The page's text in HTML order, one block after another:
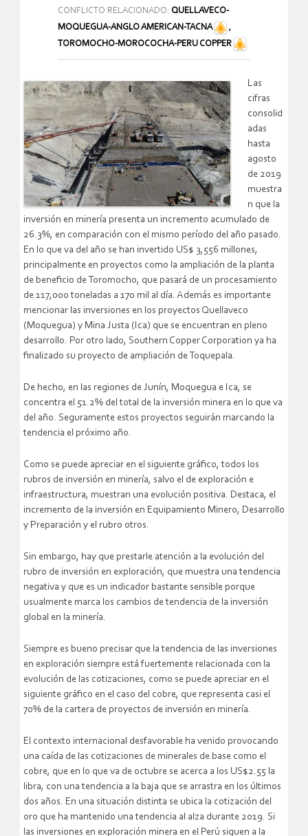
CONFLICTO RELACIONADO: QUELLAVECO-
MOQUEGUA-ANGLO AMERICAN-TACNA
,
TOROMOCHO-MOROCOCHA-PERU COPPER
Las
cifras
consolid
adas
hasta
agosto
de 2019
muestra
n que la
inversión en minería presenta un incremento acumulado de
26.3%, en comparación con el mismo período del año pasado.
En lo que va del año se han invertido US$ 3,556 millones,
principalmente en proyectos como la ampliación de la planta
de beneficio de Toromocho, que pasará de un procesamiento
de 117,000 toneladas a 170 mil al día. Además es importante
mencionar las inversiones en los proyectos Quellaveco
(Moquegua) y Mina Justa (Ica) que se encuentran en pleno
desarrollo. Por otro lado, Southern Copper Corporation ya ha
finalizado su proyecto de ampliación de Toquepala.
De hecho, en las regiones de Junín, Moquegua e Ica, se
concentra el 51.2% del total de la inversión minera en lo que va
del año. Seguramente estos proyectos seguirán marcando la
tendencia el próximo año.
Como se puede apreciar en el siguiente gráfico, todos los
rubros de inversión en minería, salvo el de exploración e
infraestructura, muestran una evolución positiva. Destaca, el
incremento de la inversión en Equipamiento Minero, Desarrollo
y Preparación y el rubro otros.
Sin embargo, hay que prestarle atención a la evolución del
rubro de inversión en exploración, que muestra una tendencia
negativa y que es un indicador bastante sensible porque
usualmente marca los cambios de tendencia de la inversión
global en la minería.
Siempre es bueno precisar que la tendencia de las inversiones
en exploración siempre está fuertemente relacionada con la
evolución de las cotizaciones, como se puede apreciar en el
siguiente gráfico en el caso del cobre, que representa casi el
70% de la cartera de proyectos de inversión en minería.
El contexto internacional desfavorable ha venido provocando
una caída de las cotizaciones de minerales de base como el
cobre, que en lo que va de octubre se acerca a los US$2.55 la
libra, con una tendencia a la baja que se arrastra en los últimos
dos años. En una situación distinta se ubica la cotización del
oro que ha mantenido una tendencia al alza durante 2019. Si
las inversiones en exploración minera en el Perú siguen a la